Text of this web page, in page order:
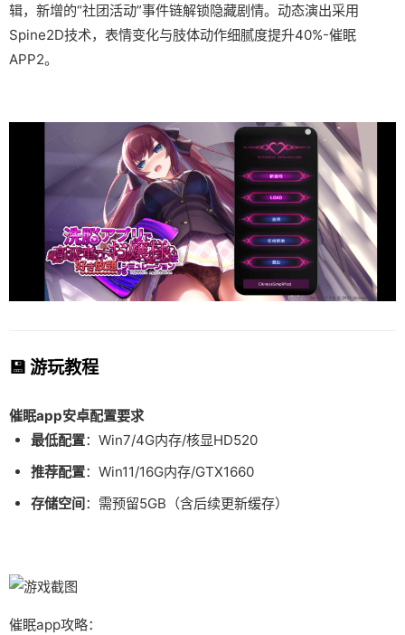
辑，新增的“社团活动”事件链解锁隐藏剧情。动态演出采用
Spine2D技术，表情变化与肢体动作细腻度提升40%-催眠
APP2。
💾 游玩教程
催眠app安卓配置要求
​最低配置​​：Win7/4G内存/核显HD520
​推荐配置​​：Win11/16G内存/GTX1660
​存储空间​​：需预留5GB（含后续更新缓存）
催眠app攻略：